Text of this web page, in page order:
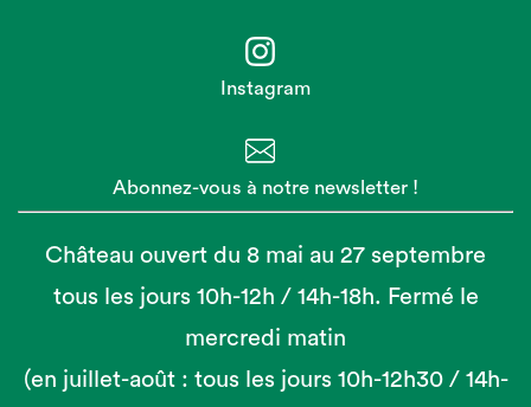
Instagram
Abonnez-vous à notre newsletter !
Château ouvert du 8 mai au 27 septembre
tous les jours 10h-12h / 14h-18h. Fermé le
mercredi matin
(en juillet-août : tous les jours 10h-12h30 / 14h-